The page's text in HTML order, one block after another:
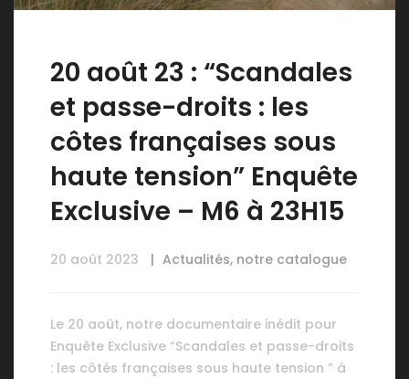
20 août 23 : “Scandales
et passe-droits : les
côtes françaises sous
haute tension” Enquête
Exclusive – M6 à 23H15
20 août 2023 Actualités, notre catalogue
Le 20 août, notre documentaire inédit pour
Enquête Exclusive “Scandales et passe-droits
: les côtés françaises sous haute tension ” à